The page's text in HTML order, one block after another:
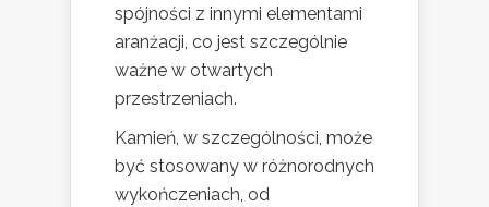
spójności z innymi elementami
aranżacji, co jest szczególnie
ważne w otwartych
przestrzeniach.
Kamień, w szczególności, może
być stosowany w różnorodnych
wykończeniach, od